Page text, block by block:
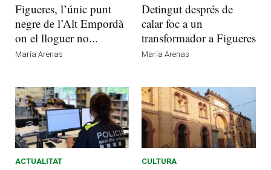
Figueres, l’únic punt
negre de l’Alt Empordà
on el lloguer no...
María Arenas
Detingut després de
calar foc a un
transformador a Figueres
María Arenas
ACTUALITAT CULTURA